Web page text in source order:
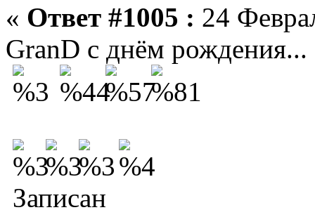
« Ответ #1005 : 24
GranD с днём рождения...
Записан